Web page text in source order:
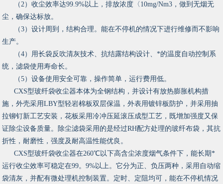
（2）收尘效率达99.9%以上，排放浓度〈10mg/Nm3，做到无烟无
尘，确保达标放。
（3）设计周到，结构合理。能在不停机的情况下进行维修而不影响
生产。
（4）用长袋反吹清灰技术、抗结露结构设计、*的温度自动控制系
统，滤袋使用寿命长。
（5）设备使用安全可靠，操作简单，运行费用低。
CXS型玻纤袋收尘器本体为全钢结构，并设计有放热膨胀机构措
施，外壳采用LBY型轻岩棉板双层保温，外表用镀锌板防护，并采用抽
拉铆钉新工艺安装，花板采用冷冲压延滚压成型工艺，既增加强度又保
证除尘设备质量。除尘滤袋采用的是经过RH配方处理的玻纤布袋，其抗
折性，耐磨性，强度及耐高温性能优良。
CXS型玻纤袋收尘器在260℃以下高含尘浓度烟气条件下，能长期*
运行收尘效率可稳定在99。9%以上。它分为正、负压两种，采用自动缩
袋清灰，并配有微处理机控制装置。定时、定阻均可，能在不停机情况